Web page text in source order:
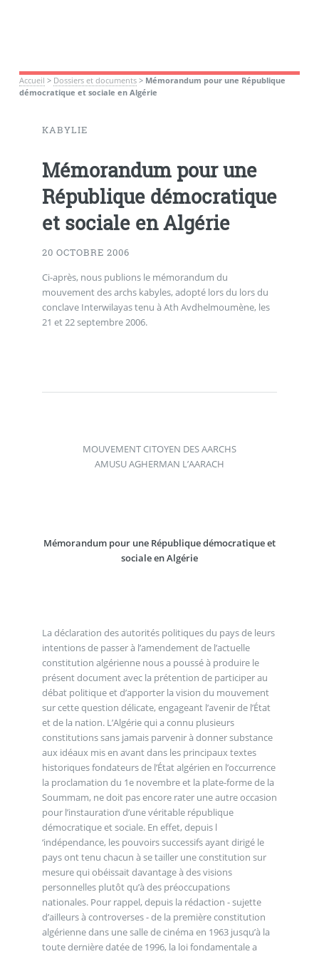
Accueil > Dossiers et documents> Mémorandum pour une République
démocratique et sociale en Algérie
KABYLIE
Mémorandum pour une
République démocratique
et sociale en Algérie
20 OCTOBRE 2006
Ci-après, nous publions le mémorandum du
mouvement des archs kabyles, adopté lors du lors du
conclave Interwilayas tenu à Ath Avdhelmoumène, les
21 et 22 septembre 2006.
MOUVEMENT CITOYEN DES AARCHS
AMUSU AGHERMAN L’AARACH
Mémorandum pour une République démocratique et
sociale en Algérie
La déclaration des autorités politiques du pays de leurs
intentions de passer à l’amendement de l’actuelle
constitution algérienne nous a poussé à produire le
présent document avec la prétention de participer au
débat politique et d’apporter la vision du mouvement
sur cette question délicate, engageant l’avenir de l’État
et de la nation. L’Algérie qui a connu plusieurs
constitutions sans jamais parvenir à donner substance
aux idéaux mis en avant dans les principaux textes
historiques fondateurs de l’État algérien en l’occurrence
la proclamation du 1e novembre et la plate-forme de la
Soummam, ne doit pas encore rater une autre occasion
pour l’instauration d’une véritable république
démocratique et sociale. En effet, depuis l
‘indépendance, les pouvoirs successifs ayant dirigé le
pays ont tenu chacun à se tailler une constitution sur
mesure qui obéissait davantage à des visions
personnelles plutôt qu’à des préoccupations
nationales. Pour rappel, depuis la rédaction - sujette
d’ailleurs à controverses - de la première constitution
algérienne dans une salle de cinéma en 1963 jusqu’à la
toute dernière datée de 1996, la loi fondamentale a